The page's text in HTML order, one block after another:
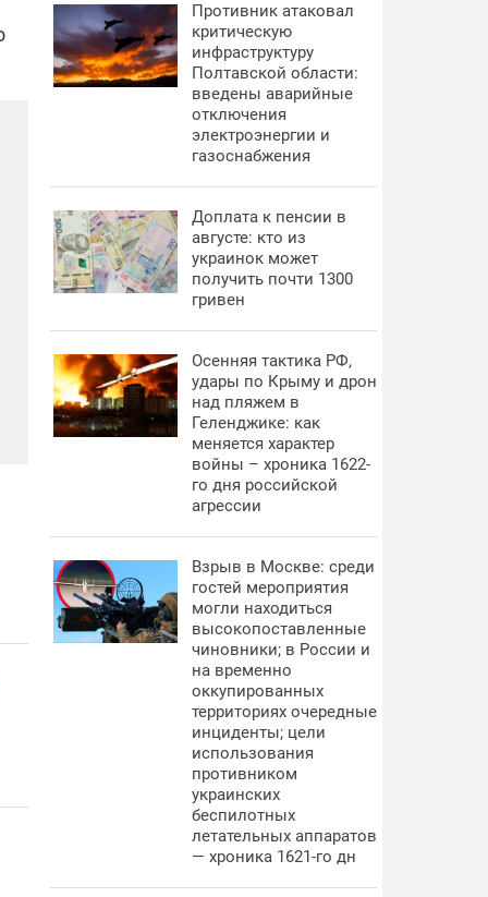
Противник атаковал
критическую
инфраструктуру
Полтавской области:
введены аварийные
отключения
электроэнергии и
газоснабжения
Доплата к пенсии в
августе: кто из
украинок может
получить почти 1300
гривен
Осенняя тактика РФ,
удары по Крыму и дрон
над пляжем в
Геленджике: как
меняется характер
войны – хроника 1622-
го дня российской
агрессии
Взрыв в Москве: среди
гостей мероприятия
могли находиться
высокопоставленные
чиновники; в России и
на временно
оккупированных
территориях очередные
инциденты; цели
использования
противником
украинских
беспилотных
летательных аппаратов
— хроника 1621-го дн